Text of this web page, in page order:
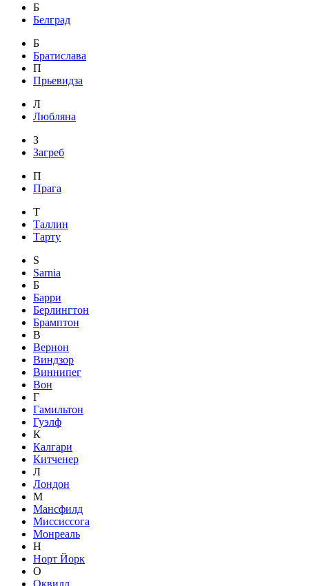
Б
Белград
Б
Братислава
П
Прьевидза
Л
Любляна
З
Загреб
П
Прага
Т
Таллин
Тарту
S
Sarnia
Б
Барри
Берлингтон
Брамптон
В
Вернон
Виндзор
Виннипег
Вон
Г
Гамильтон
Гуэлф
К
Калгари
Китченер
Л
Лондон
М
Мансфилд
Миссиссога
Монреаль
Н
Норт Йорк
О
Оквилл